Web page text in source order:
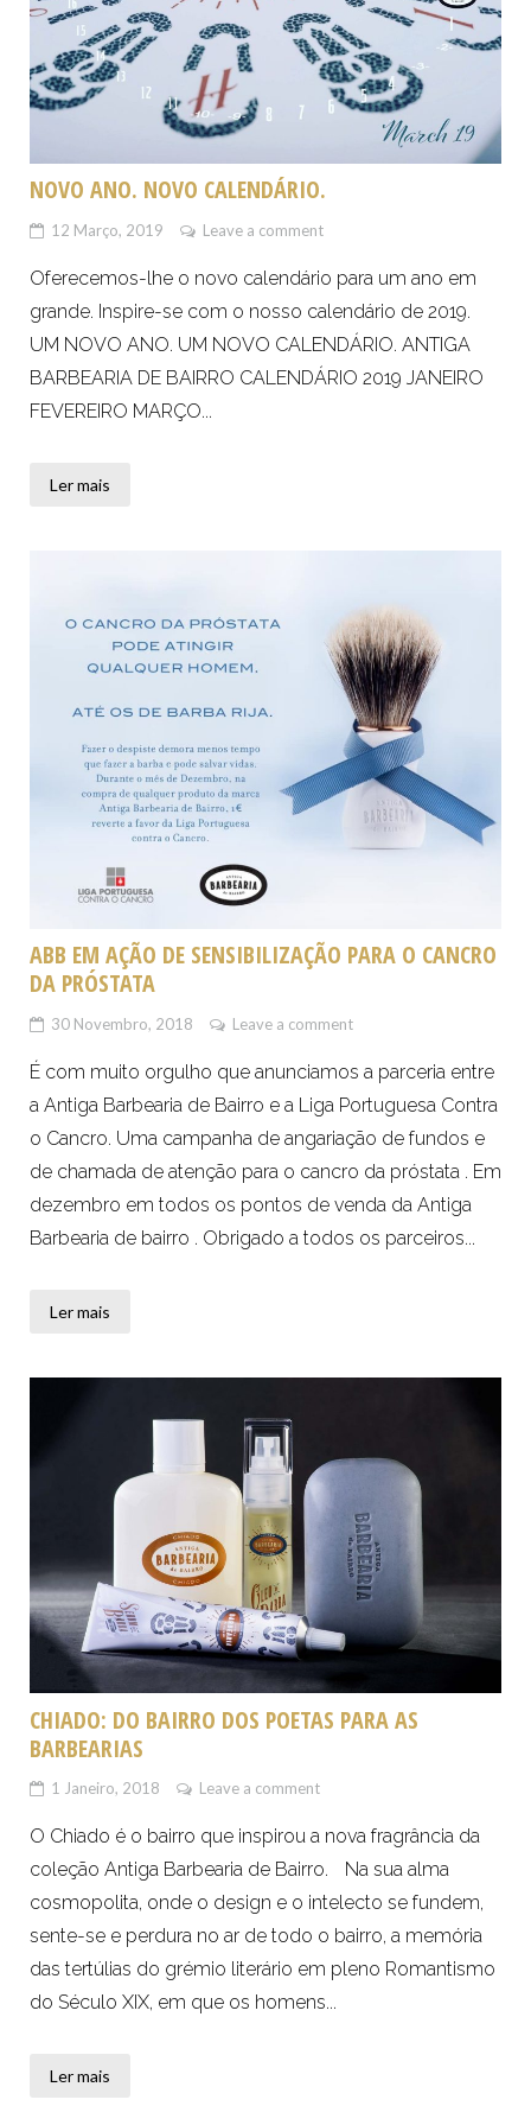
NOVO ANO. NOVO CALENDÁRIO.
12 Março, 2019 Leave a comment
Oferecemos-lhe o novo calendário para um ano em
grande. Inspire-se com o nosso calendário de 2019.
UM NOVO ANO. UM NOVO CALENDÁRIO. ANTIGA
BARBEARIA DE BAIRRO CALENDÁRIO 2019 JANEIRO
FEVEREIRO MARÇO...
Ler mais
ABB EM AÇÃO DE SENSIBILIZAÇÃO PARA O CANCRO
DA PRÓSTATA
30 Novembro, 2018 Leave a comment
É com muito orgulho que anunciamos a parceria entre
a Antiga Barbearia de Bairro e a Liga Portuguesa Contra
o Cancro. Uma campanha de angariação de fundos e
de chamada de atenção para o cancro da próstata . Em
dezembro em todos os pontos de venda da Antiga
Barbearia de bairro . Obrigado a todos os parceiros...
Ler mais
CHIADO: DO BAIRRO DOS POETAS PARA AS
BARBEARIAS
1 Janeiro, 2018 Leave a comment
O Chiado é o bairro que inspirou a nova fragrância da
coleção Antiga Barbearia de Bairro. Na sua alma
cosmopolita, onde o design e o intelecto se fundem,
sente-se e perdura no ar de todo o bairro, a memória
das tertúlias do grémio literário em pleno Romantismo
do Século XIX, em que os homens...
Ler mais